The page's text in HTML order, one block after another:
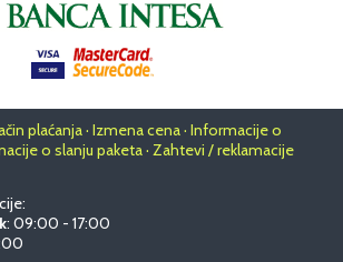
plaćanja · Izmena cena · Informacije o
o slanju paketa · Zahtevi / reklamacije
: 09:00 - 17:00